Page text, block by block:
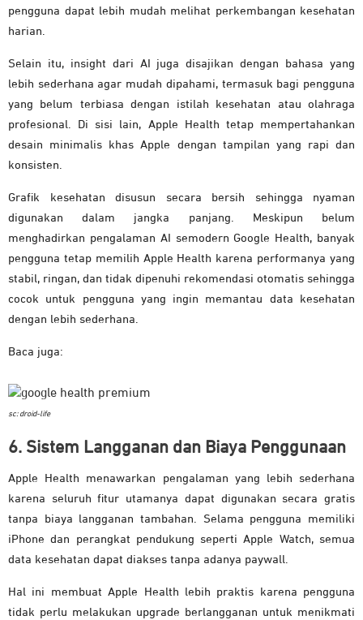
pengguna dapat lebih mudah melihat perkembangan kesehatan
harian.
Selain itu, insight dari AI juga disajikan dengan bahasa yang
lebih sederhana agar mudah dipahami, termasuk bagi pengguna
yang belum terbiasa dengan istilah kesehatan atau olahraga
profesional. Di sisi lain, Apple Health tetap mempertahankan
desain minimalis khas Apple dengan tampilan yang rapi dan
konsisten.
Grafik kesehatan disusun secara bersih sehingga nyaman
digunakan dalam jangka panjang. Meskipun belum
menghadirkan pengalaman AI semodern Google Health, banyak
pengguna tetap memilih Apple Health karena performanya yang
stabil, ringan, dan tidak dipenuhi rekomendasi otomatis sehingga
cocok untuk pengguna yang ingin memantau data kesehatan
dengan lebih sederhana.
Baca juga:
sc: droid-life
6. Sistem Langganan dan Biaya Penggunaan
Apple Health menawarkan pengalaman yang lebih sederhana
karena seluruh fitur utamanya dapat digunakan secara gratis
tanpa biaya langganan tambahan. Selama pengguna memiliki
iPhone dan perangkat pendukung seperti Apple Watch, semua
data kesehatan dapat diakses tanpa adanya paywall.
Hal ini membuat Apple Health lebih praktis karena pengguna
tidak perlu melakukan upgrade berlangganan untuk menikmati